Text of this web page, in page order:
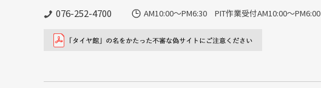
076-252-4700 AM10:00～PM6:30 PIT作業受付AM10:00～PM6:00